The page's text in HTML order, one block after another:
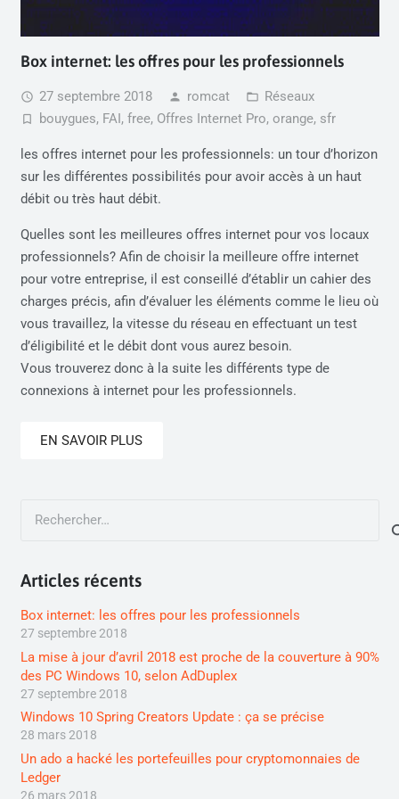
Box internet: les offres pour les professionnels
access_time 27 septembre 2018 person romcat folder_open Réseaux
turned_in_not bouygues, FAI, free, Offres Internet Pro, orange, sfr
les offres internet pour les professionnels: un tour d’horizon
sur les différentes possibilités pour avoir accès à un haut
débit ou très haut débit.
Quelles sont les meilleures offres internet pour vos locaux
professionnels? Afin de choisir la meilleure offre internet
pour votre entreprise, il est conseillé d’établir un cahier des
charges précis, afin d’évaluer les éléments comme le lieu où
vous travaillez, la vitesse du réseau en effectuant un test
d’éligibilité et le débit dont vous aurez besoin.
Vous trouverez donc à la suite les différents type de
connexions à internet pour les professionnels.
EN SAVOIR PLUS
Articles récents
Box internet: les offres pour les professionnels
27 septembre 2018
La mise à jour d’avril 2018 est proche de la couverture à 90%
des PC Windows 10, selon AdDuplex
27 septembre 2018
Windows 10 Spring Creators Update : ça se précise
28 mars 2018
Un ado a hacké les portefeuilles pour cryptomonnaies de
Ledger
26 mars 2018